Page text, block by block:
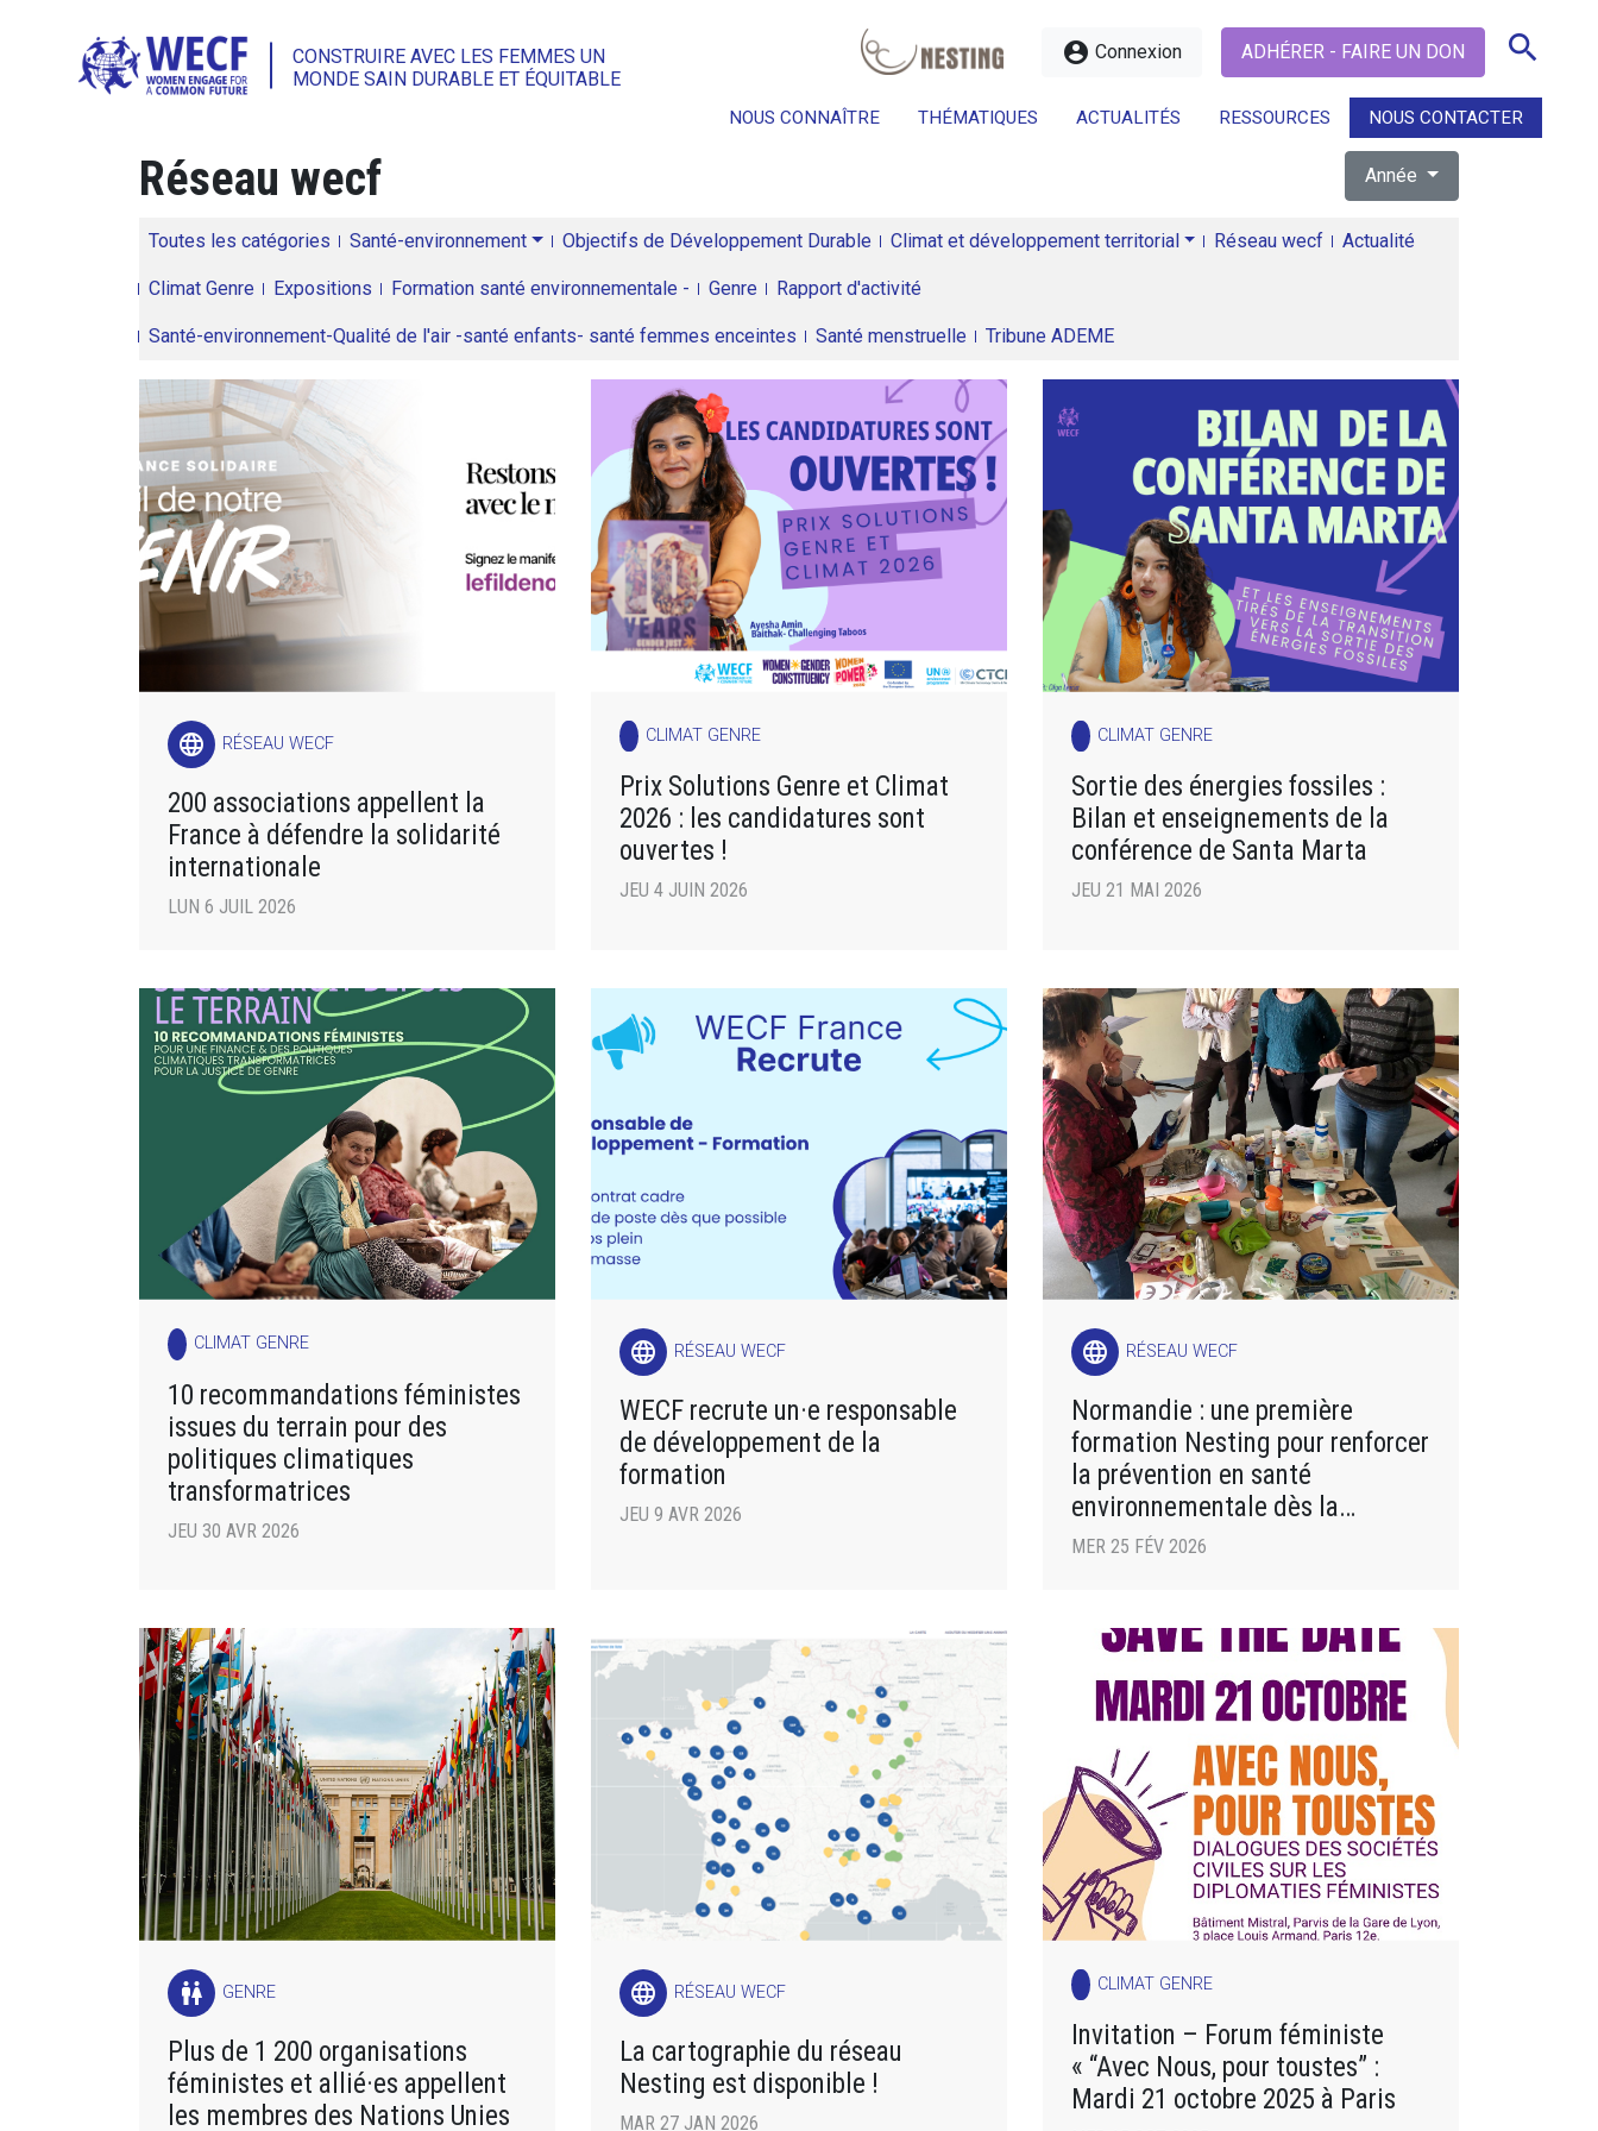
CONSTRUIRE AVEC LES FEMMES UN
MONDE SAIN DURABLE ET ÉQUITABLE
account_circle Connexion ADHÉRER - FAIRE UN DON search
NOUS CONNAÎTRE THÉMATIQUES ACTUALITÉS RESSOURCES NOUS CONTACTER
search
Réseau wecf Année
Toutes les catégories Santé-environnement Objectifs de Développement Durable Climat et développement territorial Réseau wecf Actualité
Climat Genre Expositions Formation santé environnementale - Genre Rapport d'activité
Santé-environnement-Qualité de l'air -santé enfants- santé femmes enceintes Santé menstruelle Tribune ADEME
language RÉSEAU WECF
200 associations appellent la
France à défendre la solidarité
internationale
LUN 6 JUIL 2026
CLIMAT GENRE
Prix Solutions Genre et Climat
2026 : les candidatures sont
ouvertes !
JEU 4 JUIN 2026
CLIMAT GENRE
Sortie des énergies fossiles :
Bilan et enseignements de la
conférence de Santa Marta
JEU 21 MAI 2026
CLIMAT GENRE
10 recommandations féministes
issues du terrain pour des
politiques climatiques
transformatrices
JEU 30 AVR 2026
language RÉSEAU WECF
WECF recrute un·e responsable
de développement de la
formation
JEU 9 AVR 2026
language RÉSEAU WECF
Normandie : une première
formation Nesting pour renforcer
la prévention en santé
environnementale dès la
grossesse
MER 25 FÉV 2026
wc GENRE
Plus de 1 200 organisations
féministes et allié·es appellent
les membres des Nations Unies
language RÉSEAU WECF
La cartographie du réseau
Nesting est disponible !
MAR 27 JAN 2026
CLIMAT GENRE
Invitation – Forum féministe
« “Avec Nous, pour toustes” :
Mardi 21 octobre 2025 à Paris